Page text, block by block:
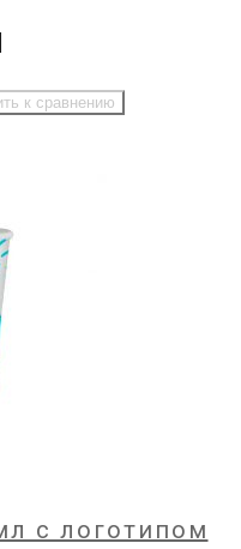
к сравнению
с логотипом